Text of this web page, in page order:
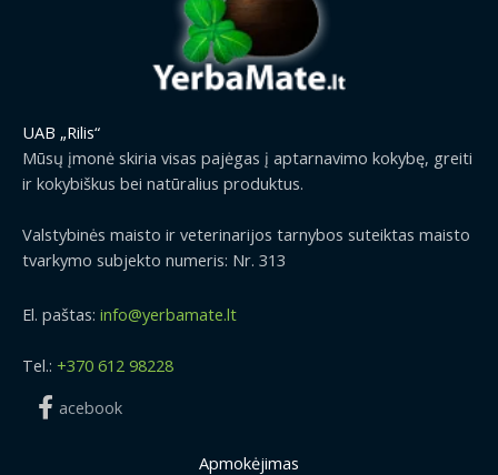
UAB „Rilis“
Mūsų įmonė skiria visas pajėgas į aptarnavimo kokybę, greiti
ir kokybiškus bei natūralius produktus.
Valstybinės maisto ir veterinarijos tarnybos suteiktas maisto
tvarkymo subjekto numeris: Nr. 313
El. paštas: info@yerbamate.lt
Tel.: +370 612 98228
acebook
Apmokėjimas